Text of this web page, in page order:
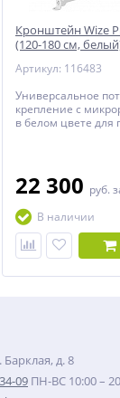
Кронштейн Wize
(120-180 см,
Артикул: 116483
Универсальное
крепление с
в белом цвете для
22 300 руб.
В наличии
д. 8
09 ПН-ВС 10:00 –